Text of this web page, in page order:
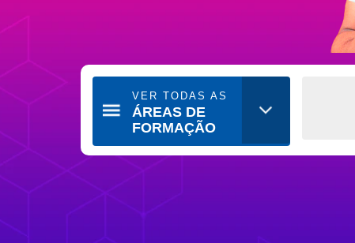
VER TODAS AS
ÁREAS DE
FORMAÇÃO